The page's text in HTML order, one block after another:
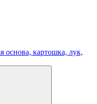
основа, картошка, лук,